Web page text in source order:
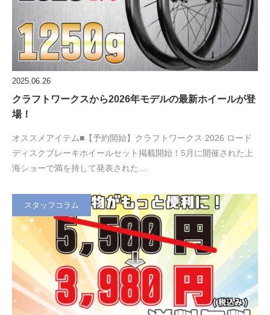
2025.06.26
クラフトワークスから2026年モデルの最新ホイールが登
場！
オススメアイテム■【予約開始】クラフトワークス 2026 ロード
ディスクブレーキホイールセット掲載開始！5月に開催された上
海ショーで満を持して発表された…
スタッフコラム